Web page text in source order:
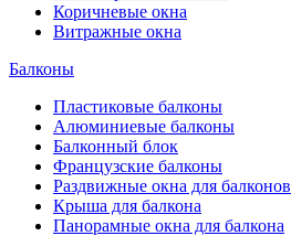
Коричневые окна
Витражные окна
Балконы
Пластиковые балконы
Алюминиевые балконы
Балконный блок
Французские балконы
Раздвижные окна для балконов
Крыша для балкона
Панорамные окна для балкона